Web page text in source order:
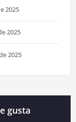
2025
2025
2025
gusta